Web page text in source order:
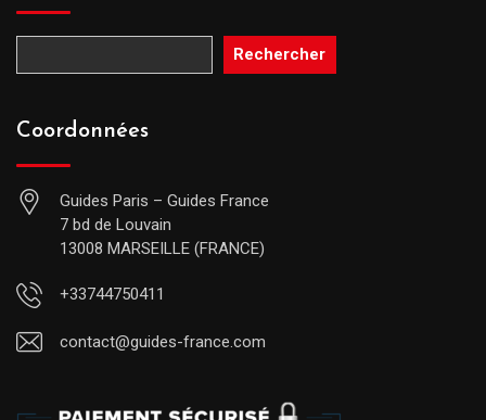
Rechercher
Coordonnées
Guides Paris – Guides France
7 bd de Louvain
13008 MARSEILLE (FRANCE)
+33744750411
contact@guides-france.com